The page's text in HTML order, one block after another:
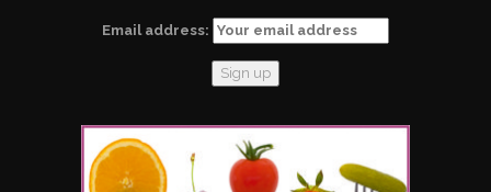
Email address: